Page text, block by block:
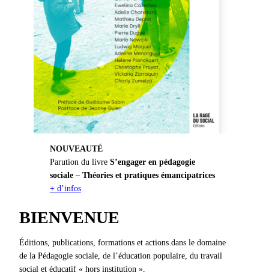
NOUVEAUTÉ
Parution du livre S’engager en pédagogie
sociale – Théories et pratiques émancipatrices
+ d’infos
BIENVENUE
Éditions, publications, formations et actions dans le domaine
de la Pédagogie sociale, de l’éducation populaire, du travail
social et éducatif « hors institution ».